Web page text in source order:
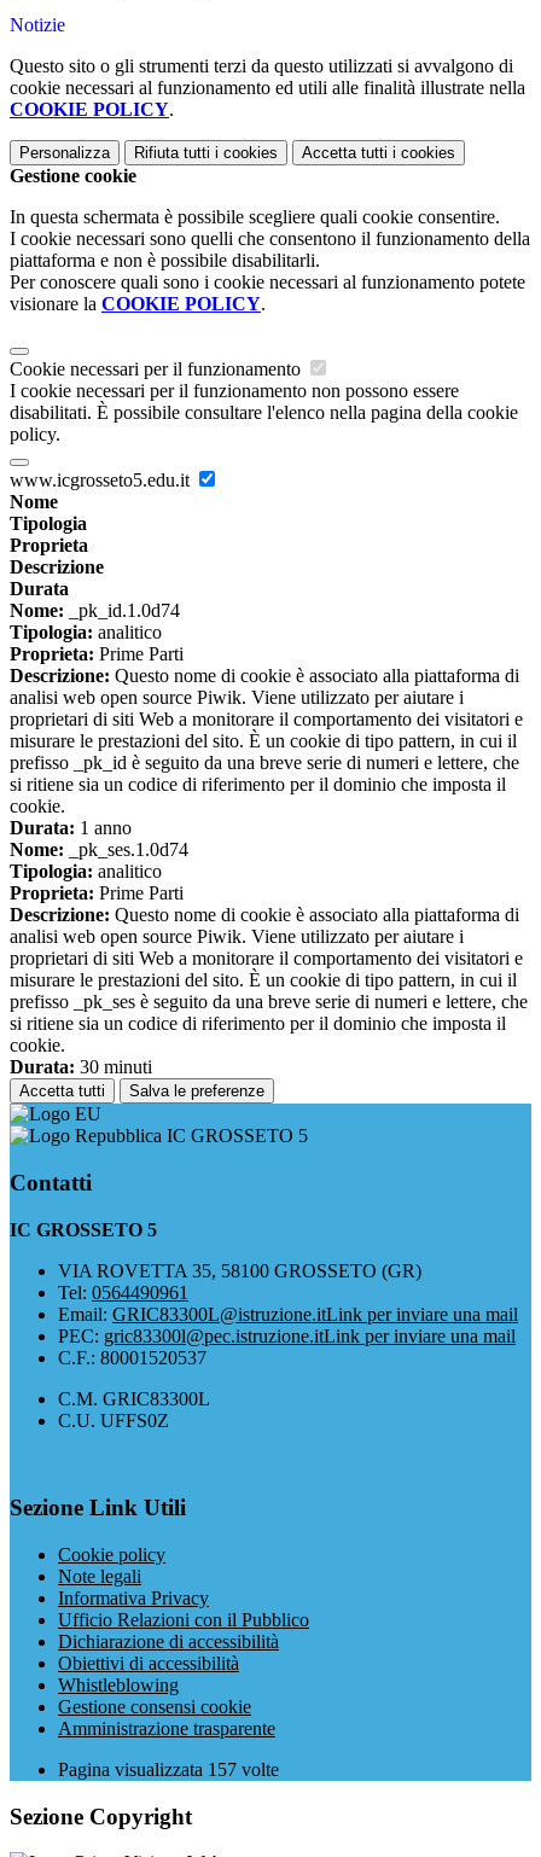
Notizie
Questo sito o gli strumenti terzi da questo utilizzati si avvalgono di
cookie necessari al funzionamento ed utili alle finalità illustrate nella
COOKIE POLICY.
Personalizza Rifiuta tutti i cookies Accetta tutti i cookies
Gestione cookie
In questa schermata è possibile scegliere quali cookie consentire.
I cookie necessari sono quelli che consentono il funzionamento della
piattaforma e non è possibile disabilitarli.
Per conoscere quali sono i cookie necessari al funzionamento potete
visionare la COOKIE POLICY.
Cookie necessari per il funzionamento
I cookie necessari per il funzionamento non possono essere
disabilitati. È possibile consultare l'elenco nella pagina della cookie
policy.
www.icgrosseto5.edu.it
Nome
Tipologia
Proprieta
Descrizione
Durata
Nome: _pk_id.1.0d74
Tipologia: analitico
Proprieta: Prime Parti
Descrizione: Questo nome di cookie è associato alla piattaforma di
analisi web open source Piwik. Viene utilizzato per aiutare i
proprietari di siti Web a monitorare il comportamento dei visitatori e
misurare le prestazioni del sito. È un cookie di tipo pattern, in cui il
prefisso _pk_id è seguito da una breve serie di numeri e lettere, che
si ritiene sia un codice di riferimento per il dominio che imposta il
cookie.
Durata: 1 anno
Nome: _pk_ses.1.0d74
Tipologia: analitico
Proprieta: Prime Parti
Descrizione: Questo nome di cookie è associato alla piattaforma di
analisi web open source Piwik. Viene utilizzato per aiutare i
proprietari di siti Web a monitorare il comportamento dei visitatori e
misurare le prestazioni del sito. È un cookie di tipo pattern, in cui il
prefisso _pk_ses è seguito da una breve serie di numeri e lettere, che
si ritiene sia un codice di riferimento per il dominio che imposta il
cookie.
Durata: 30 minuti
Accetta tutti Salva le preferenze
IC GROSSETO 5
Contatti
IC GROSSETO 5
VIA ROVETTA 35, 58100 GROSSETO (GR)
Tel: 0564490961
Email: GRIC83300L@istruzione.itLink per inviare una mail
PEC: gric83300l@pec.istruzione.itLink per inviare una mail
C.F.: 80001520537
C.M. GRIC83300L
C.U. UFFS0Z
Sezione Link Utili
Cookie policy
Note legali
Informativa Privacy
Ufficio Relazioni con il Pubblico
Dichiarazione di accessibilità
Obiettivi di accessibilità
Whistleblowing
Gestione consensi cookie
Amministrazione trasparente
Pagina visualizzata 157 volte
Sezione Copyright